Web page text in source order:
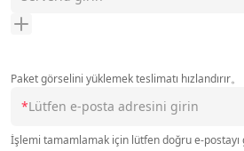
Paket görselini yüklemek teslimatı hızlandırır。
*
İşlemi tamamlamak için lütfen doğru e-postayı